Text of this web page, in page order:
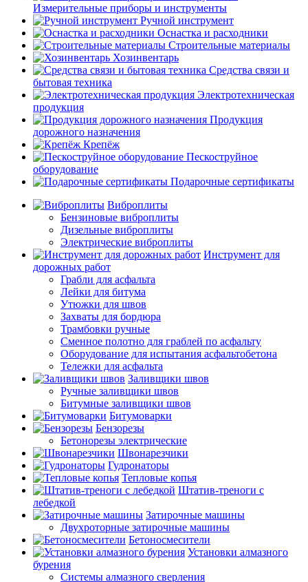
Измерительные приборы и инструменты
Ручной инструмент
Оснастка и расходники
Строительные материалы
Хозинвентарь
Средства связи и
бытовая техника
Электротехническая
продукция
Продукция
дорожного назначения
Крепёж
Пескоструйное
оборудование
Подарочные сертификаты
Виброплиты
Бензиновые виброплиты
Дизельные виброплиты
Электрические виброплиты
Инструмент для
дорожных работ
Грабли для асфальта
Лейки для битума
Утюжки для швов
Захваты для бордюра
Трамбовки ручные
Сменное полотно для граблей по асфальту
Оборудование для испытания асфальтобетона
Тележки для асфальта
Заливщики швов
Ручные заливщики швов
Битумные заливщики швов
Битумоварки
Бензорезы
Бетонорезы электрические
Швонарезчики
Гудронаторы
Тепловые копья
Штатив-треноги с
лебедкой
Затирочные машины
Двухроторные затирочные машины
Бетоносмесители
Установки алмазного
бурения
Системы алмазного сверления